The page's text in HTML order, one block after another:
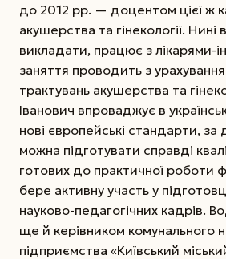
до 2012 рр. — доцентом цієї ж
акушерства та гінекології.
викладати, працює з лікарями-
заняття проводить з
трактувань акушерства та
Іванович впроваджує в
нові європейські стандарти,
можна підготувати справді
готових до практичної робо­ти
бере активну участь у
науково-педагогічних кадрів.
ще й керівником комунального
підприємства «Київський